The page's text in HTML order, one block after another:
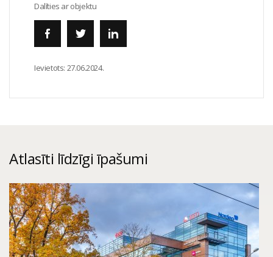
Dalīties ar objektu
Ievietots: 27.06.2024.
Atlasīti līdzīgi īpašumi